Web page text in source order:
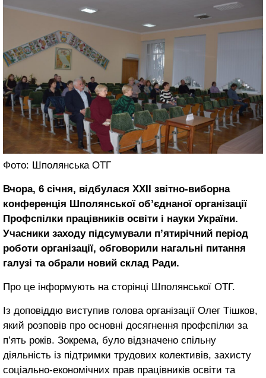
Фото: Шполянська ОТГ
Вчора, 6 січня, відбулася ХХІІ звітно-виборна
конференція Шполянської об’єднаної організації
Профспілки працівників освіти і науки України.
Учасники заходу підсумували п’ятирічний період
роботи організації, обговорили нагальні питання
галузі та обрали новий склад Ради.
Про це інформують на сторінці Шполянської ОТГ.
Із доповіддю виступив голова організації Олег Тішков,
який розповів про основні досягнення профспілки за
п’ять років. Зокрема, було відзначено спільну
діяльність із підтримки трудових колективів, захисту
соціально-економічних прав працівників освіти та